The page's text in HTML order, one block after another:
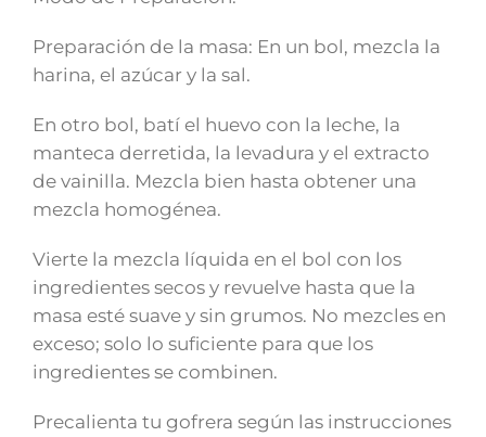
Preparación de la masa: En un bol, mezcla la
harina, el azúcar y la sal.
En otro bol, batí el huevo con la leche, la
manteca derretida, la levadura y el extracto
de vainilla. Mezcla bien hasta obtener una
mezcla homogénea.
Vierte la mezcla líquida en el bol con los
ingredientes secos y revuelve hasta que la
masa esté suave y sin grumos. No mezcles en
exceso; solo lo suficiente para que los
ingredientes se combinen.
Precalienta tu gofrera según las instrucciones